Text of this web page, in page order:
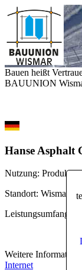
Bauen heißt
BAUUNION
Hanse Asphalt
Nutzung:
Standort: Wismar
Leistungsumfang
Weitere
Internet